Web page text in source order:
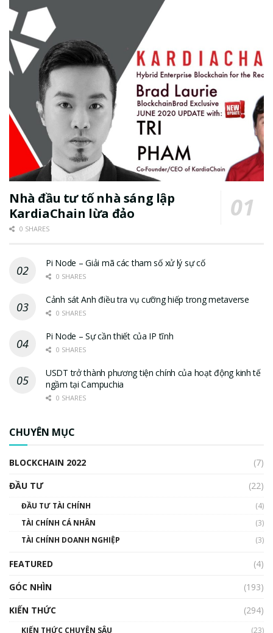
Nhà đầu tư tố nhà sáng lập
KardiaChain lừa đảo
0 SHARES
Pi Node – Giải mã các tham số xử lý sự cố
0 SHARES
Cảnh sát Anh điều tra vụ cưỡng hiếp trong metaverse
0 SHARES
Pi Node – Sự cần thiết của IP tĩnh
0 SHARES
USDT trở thành phương tiện chính của hoạt động kinh tế
ngầm tại Campuchia
0 SHARES
CHUYÊN MỤC
BLOCKCHAIN 2022
(7)
ĐẦU TƯ
(22)
ĐẦU TƯ TÀI CHÍNH
(4)
TÀI CHÍNH CÁ NHÂN
(3)
TÀI CHÍNH DOANH NGHIỆP
(3)
FEATURED
(4)
GÓC NHÌN
(193)
KIẾN THỨC
(294)
KIẾN THỨC CHUYÊN SÂU
(23)